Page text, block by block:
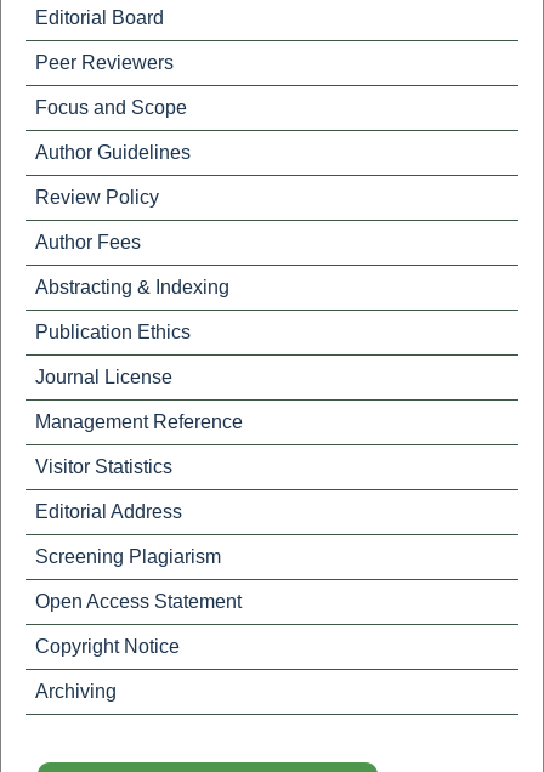
Editorial Board
Peer Reviewers
Focus and Scope
Author Guidelines
Review Policy
Author Fees
Abstracting & Indexing
Publication Ethics
Journal License
Management Reference
Visitor Statistics
Editorial Address
Screening Plagiarism
Open Access Statement
Copyright Notice
Archiving